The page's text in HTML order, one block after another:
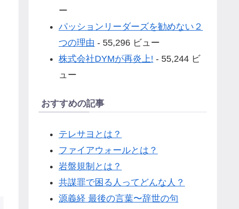
ー
パッションリーダーズを勧めない２
つの理由 - 55,296 ビュー
株式会社DYMが再炎上! - 55,244 ビ
ュー
おすすめの記事
テレサヨとは？
ファイアウォールとは？
岩盤規制とは？
共謀罪で困る人ってどんな人？
源義経 最後の言葉〜辞世の句